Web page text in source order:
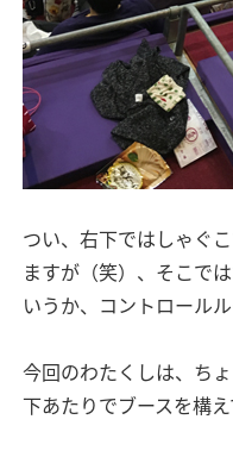
つい、右下ではしゃぐ
ますが（笑）、そこで
いうか、コントロール
今回のわたくしは、ち
下あたりでブースを構え